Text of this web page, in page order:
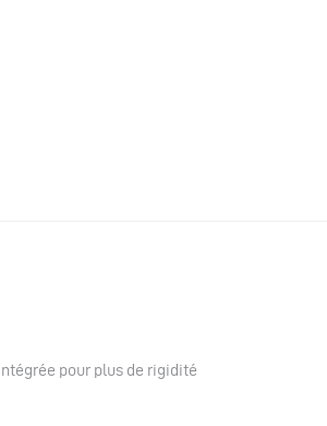
pour plus de rigidité